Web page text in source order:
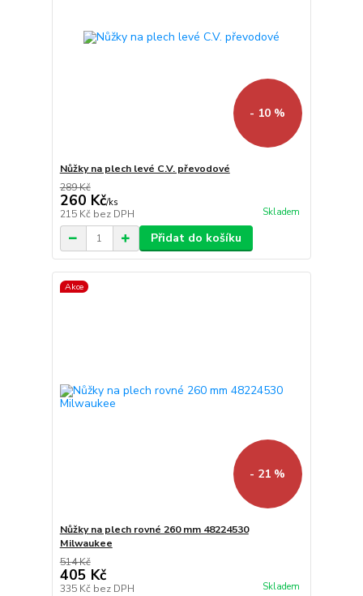
- 10 %
Nůžky na plech levé C.V. převodové
289 Kč
260 Kč/ks
215 Kč bez DPH Skladem
Přidat do košíku
Akce
- 21 %
Nůžky na plech rovné 260 mm 48224530
Milwaukee
514 Kč
405 Kč
335 Kč bez DPH Skladem